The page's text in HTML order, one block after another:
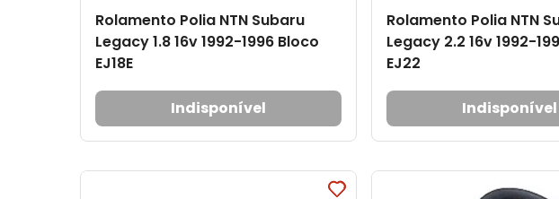
Rolamento Polia NTN Subaru
Legacy 1.8 16v 1992-1996 Bloco
EJ18E
Indisponível
Rolamento Polia NTN
Legacy 2.2 16v 1992-
EJ22
Indisponível